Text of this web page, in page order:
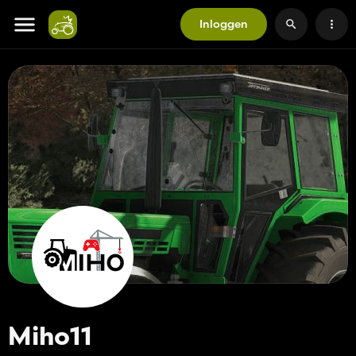
Inloggen
Miho11